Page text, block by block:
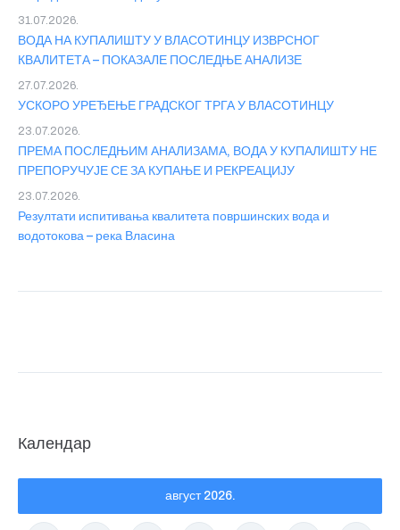
ВОДА НА КУПАЛИШТУ У ВЛАСОТИНЦУ ИЗВРСНОГ
КВАЛИТЕТА – ПОКАЗАЛЕ ПОСЛЕДЊЕ АНАЛИЗЕ
31.07.2026.
УСКОРО УРЕЂЕЊЕ ГРАДСКОГ ТРГА У ВЛАСОТИНЦУ
27.07.2026.
ПРЕМА ПОСЛЕДЊИМ АНАЛИЗАМА, ВОДА У КУПАЛИШТУ НЕ
ПРЕПОРУЧУЈЕ СЕ ЗА КУПАЊЕ И РЕКРЕАЦИЈУ
23.07.2026.
Резултати испитивања квалитета површинских вода и
водотокова – река Власина
23.07.2026.
Календар
август 2026.